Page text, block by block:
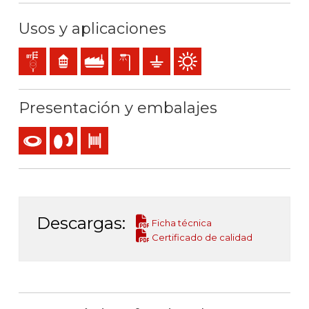
Usos y aplicaciones
Líneas de distribución y acometidas
ResidencialUso industrialAlumbrado exterior
Puesta a tierraUso exterior
Presentación y embalajes
Carrete Bobina
Descargas:
Ficha técnica
Certificado de calidad